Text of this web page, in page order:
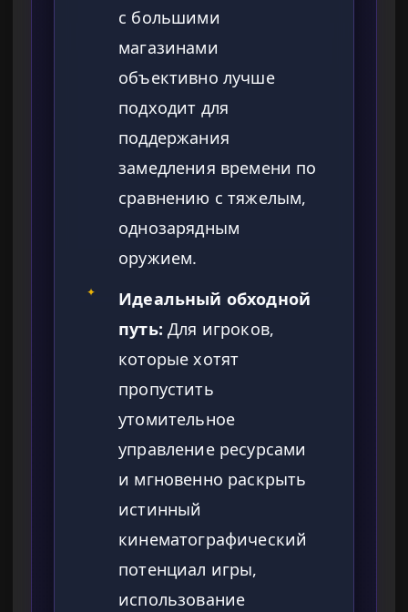
с большими
магазинами
объективно лучше
подходит для
поддержания
замедления времени по
сравнению с тяжелым,
однозарядным
оружием.
✦
Идеальный обходной
путь: Для игроков,
которые хотят
пропустить
утомительное
управление ресурсами
и мгновенно раскрыть
истинный
кинематографический
потенциал игры,
использование